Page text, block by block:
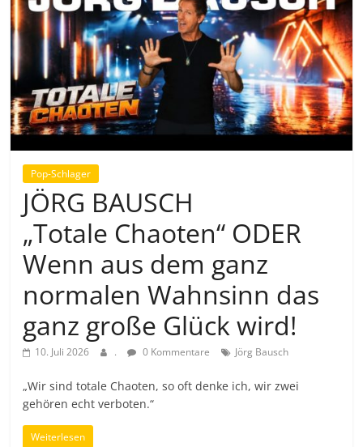
Pop-Schlager
JÖRG BAUSCH
„Totale Chaoten“ ODER
Wenn aus dem ganz
normalen Wahnsinn das
ganz große Glück wird!
10. Juli 2026 . 0 Kommentare Jörg Bausch
„Wir sind totale Chaoten, so oft denke ich, wir zwei
gehören echt verboten.“
Weiterlesen